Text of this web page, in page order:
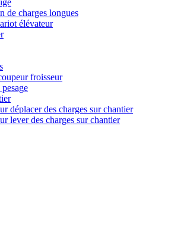
de charges longues
élévateur
froisseur
déplacer des charges sur chantier
lever des charges sur chantier